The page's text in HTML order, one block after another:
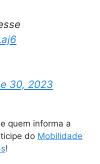
30, 2023
quem informa a
do Mobilidade
!